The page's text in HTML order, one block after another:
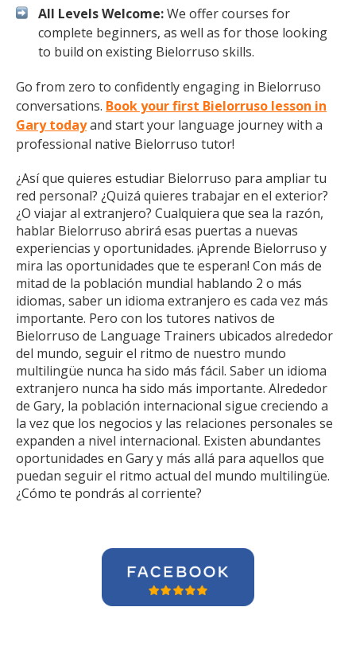
All Levels Welcome:We offer courses for
complete beginners, as well as for those looking
to build on existing Bielorruso skills.
Go from zero to confidently engaging in Bielorruso
conversations. Book your first Bielorruso lesson in
Gary todayand start your language journey with a
professional native Bielorruso tutor!
¿Así que quieres estudiar Bielorruso para ampliar tu
red personal? ¿Quizá quieres trabajar en el exterior?
¿O viajar al extranjero? Cualquiera que sea la razón,
hablar Bielorruso abrirá esas puertas a nuevas
experiencias y oportunidades. ¡Aprende Bielorruso y
mira las oportunidades que te esperan! Con más de
mitad de la población mundial hablando 2 o más
idiomas, saber un idioma extranjero es cada vez más
importante. Pero con los tutores nativos de
Bielorruso de Language Trainers ubicados alrededor
del mundo, seguir el ritmo de nuestro mundo
multilingüe nunca ha sido más fácil. Saber un idioma
extranjero nunca ha sido más importante. Alrededor
de Gary, la población internacional sigue creciendo a
la vez que los negocios y las relaciones personales se
expanden a nivel internacional. Existen abundantes
oportunidades en Gary y más allá para aquellos que
puedan seguir el ritmo actual del mundo multilingüe.
¿Cómo te pondrás al corriente?